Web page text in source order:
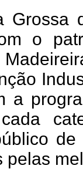
Grossa
o
a
pelas